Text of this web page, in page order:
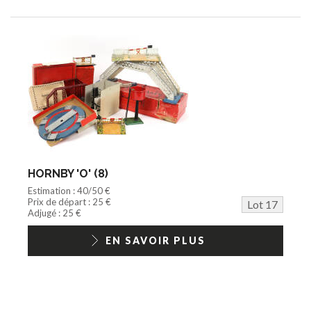
HORNBY 'O' (8)
Estimation : 40/50 €
Prix de départ : 25 €
Lot 17
Adjugé : 25 €
EN SAVOIR PLUS